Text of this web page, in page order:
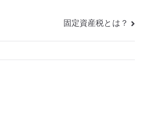
固定資産税とは？